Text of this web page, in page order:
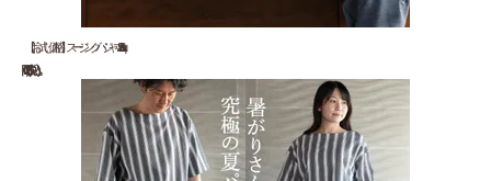
【お試し価格】スージングパジャマ”Soo Soo&qu...
22,000 円(税込)